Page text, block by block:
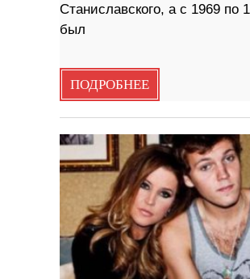
Станиславского, а с 1969 по
был
ПОДРОБНЕЕ